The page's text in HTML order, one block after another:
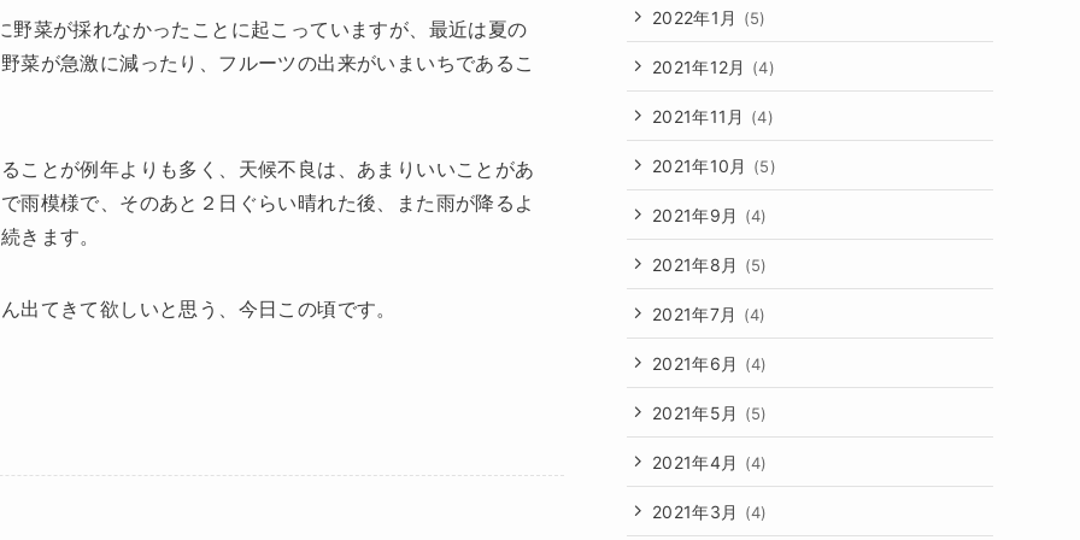
菜が採れなかったことに起こっていますが、最近は夏の
菜が急激に減ったり、フルーツの出来がいまいちであるこ
ことが例年よりも多く、天候不良は、あまりいいことがあ
雨模様で、そのあと２日ぐらい晴れた後、また雨が降るよ
きます。
出てきて欲しいと思う、今日この頃です。
2022年1月 (5)
2021年12月 (4)
2021年11月 (4)
2021年10月 (5)
2021年9月 (4)
2021年8月 (5)
2021年7月 (4)
2021年6月 (4)
2021年5月 (5)
2021年4月 (4)
2021年3月 (4)